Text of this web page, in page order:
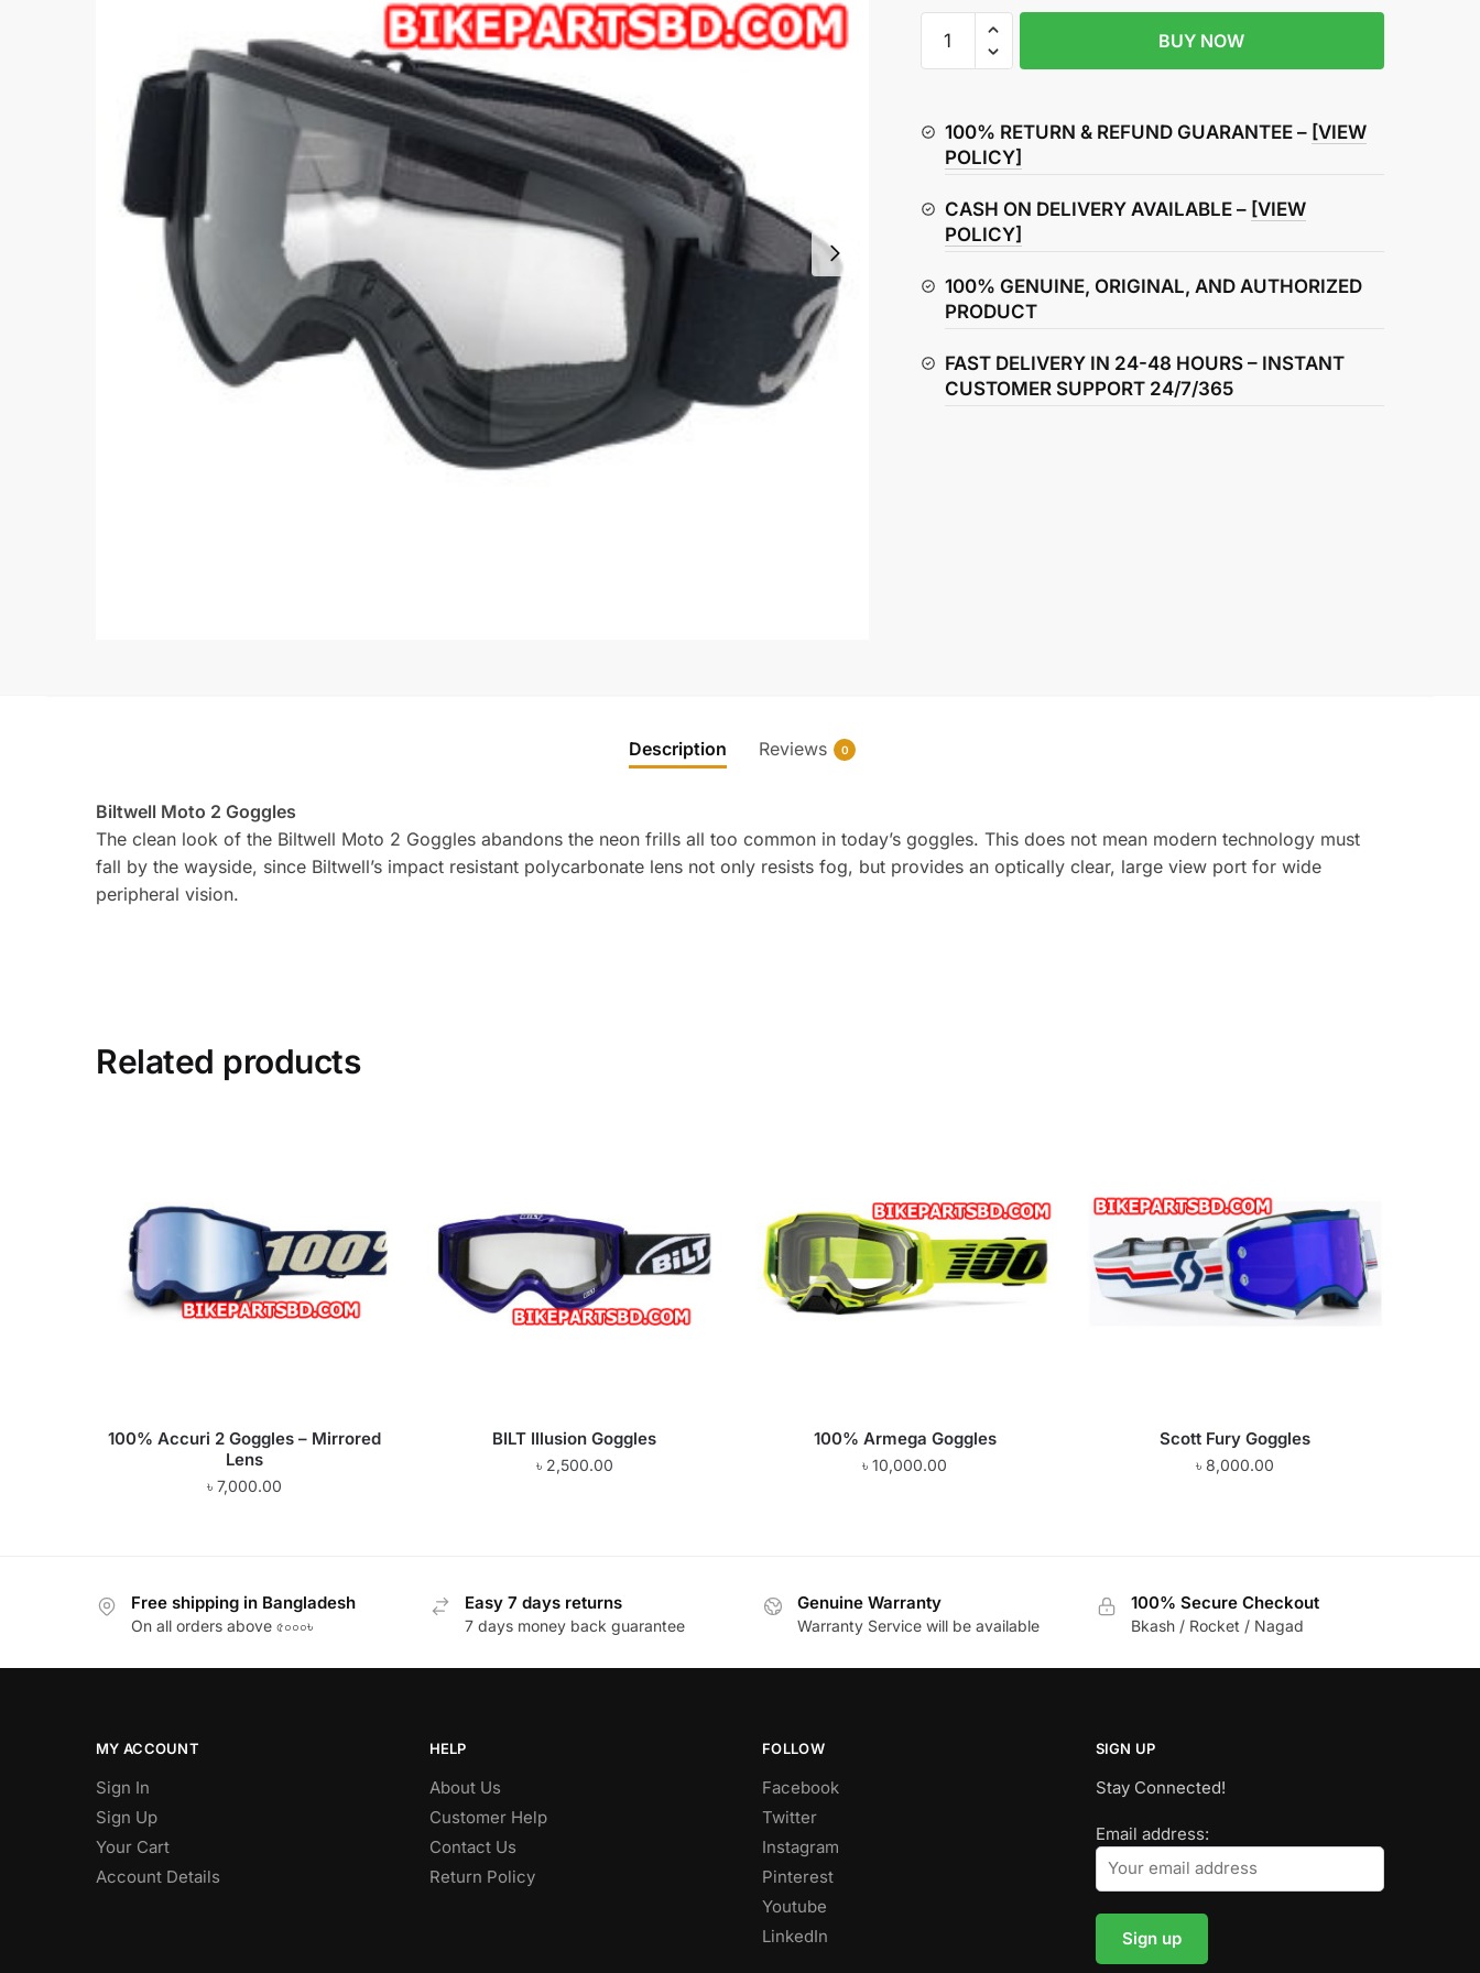
Moto
quantity
BUY NOW
100% RETURN & REFUND GUARANTEE – [VIEW
POLICY]
CASH ON DELIVERY AVAILABLE – [VIEW
POLICY]
100% GENUINE, ORIGINAL, AND AUTHORIZED
PRODUCT
FAST DELIVERY IN 24-48 HOURS – INSTANT
CUSTOMER SUPPORT 24/7/365
Description Reviews 0
Biltwell Moto 2 Goggles
The clean look of the Biltwell Moto 2 Goggles abandons the neon frills all too common in today’s goggles. This does not mean modern technology must
fall by the wayside, since Biltwell’s impact resistant polycarbonate lens not only resists fog, but provides an optically clear, large view port for wide
peripheral vision.
Related products
100% Accuri 2 Goggles – Mirrored
Lens
৳ 7,000.00
BILT Illusion Goggles
৳ 2,500.00
100% Armega Goggles
৳10,000.00
Scott Fury Goggles
৳8,000.00
Free shipping in Bangladesh
On all orders above ৫০০০৳
Easy 7 days returns
7 days money back guarantee
Genuine Warranty
Warranty Service will be available
100% Secure Checkout
Bkash / Rocket / Nagad
MY ACCOUNT
Sign In
Sign Up
Your Cart
Account Details
HELP
About Us
Customer Help
Contact Us
Return Policy
FOLLOW
Facebook
Twitter
Instagram
Pinterest
Youtube
LinkedIn
SIGN UP
Stay Connected!
Email address: